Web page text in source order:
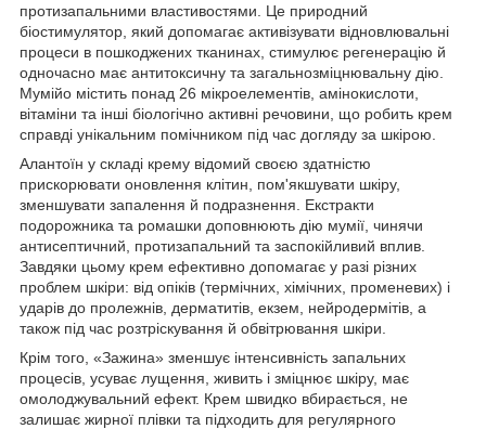
протизапальними властивостями. Це природний
біостимулятор, який допомагає активізувати відновлювальні
процеси в пошкоджених тканинах, стимулює регенерацію й
одночасно має антитоксичну та загальнозміцнювальну дію.
Мумійо містить понад 26 мікроелементів, амінокислоти,
вітаміни та інші біологічно активні речовини, що робить крем
справді унікальним помічником під час догляду за шкірою.
Алантоїн у складі крему відомий своєю здатністю
прискорювати оновлення клітин, пом'якшувати шкіру,
зменшувати запалення й подразнення. Екстракти
подорожника та ромашки доповнюють дію мумії, чинячи
антисептичний, протизапальний та заспокійливий вплив.
Завдяки цьому крем ефективно допомагає у разі різних
проблем шкіри: від опіків (термічних, хімічних, променевих) і
ударів до пролежнів, дерматитів, екзем, нейродермітів, а
також під час розтріскування й обвітрювання шкіри.
Крім того, «Зажина» зменшує інтенсивність запальних
процесів, усуває лущення, живить і зміцнює шкіру, має
омолоджувальний ефект. Крем швидко вбирається, не
залишає жирної плівки та підходить для регулярного